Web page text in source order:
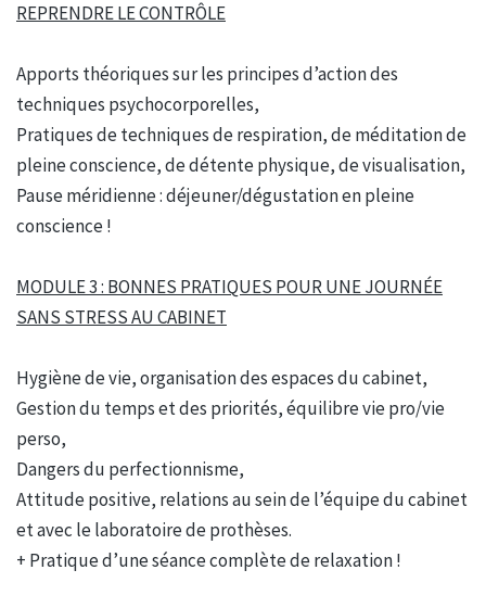
REPRENDRE LE CONTRÔLE
Apports théoriques sur les principes d’action des
techniques psychocorporelles,
Pratiques de techniques de respiration, de méditation de
pleine conscience, de détente physique, de visualisation,
Pause méridienne : déjeuner/dégustation en pleine
conscience !
MODULE 3 : BONNES PRATIQUES POUR UNE JOURNÉE
SANS STRESS AU CABINET
Hygiène de vie, organisation des espaces du cabinet,
Gestion du temps et des priorités, équilibre vie pro/vie
perso,
Dangers du perfectionnisme,
Attitude positive, relations au sein de l’équipe du cabinet
et avec le laboratoire de prothèses.
+ Pratique d’une séance complète de relaxation !